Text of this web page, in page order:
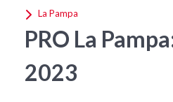
La Pampa
PRO La
2023